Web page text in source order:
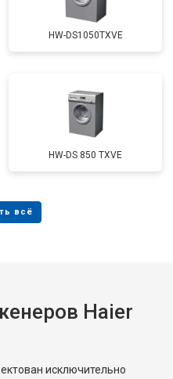
HW-DS1050TXVE
HW-DS 850 TXVE
Haier
исключительно